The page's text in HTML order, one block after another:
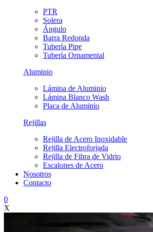
PTR
Solera
Ángulo
Barra Redonda
Tubería Pipe
Tubería Ornamental
Aluminio
Lámina de Aluminio
Lámina Blanco Wash
Placa de Aluminio
Rejillas
Rejilla de Acero Inoxidable
Rejilla Electroforjada
Rejilla de Fibra de Vidrio
Escalones de Acero
Nosotros
Contacto
0
X